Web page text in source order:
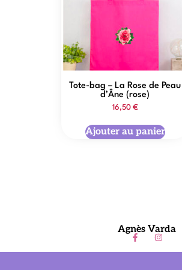
Tote-bag – La Rose de Peau
d’Âne (rose)
16,50 €
Ajouter au panier
Agnès Varda